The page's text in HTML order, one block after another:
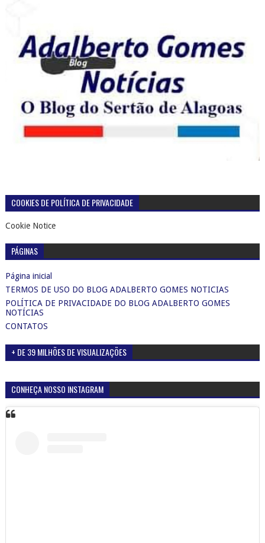
COOKIES DE POLÍTICA DE PRIVACIDADE
Cookie Notice
PÁGINAS
Página inicial
TERMOS DE USO DO BLOG ADALBERTO GOMES NOTICIAS
POLÍTICA DE PRIVACIDADE DO BLOG ADALBERTO GOMES
NOTÍCIAS
CONTATOS
+ DE 39 MILHÕES DE VISUALIZAÇÕES
CONHEÇA NOSSO INSTAGRAM